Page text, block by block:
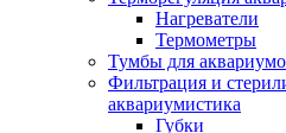
Нагреватели
Термометры
Тумбы для
Фильтрация и
аквариумистика
Губки